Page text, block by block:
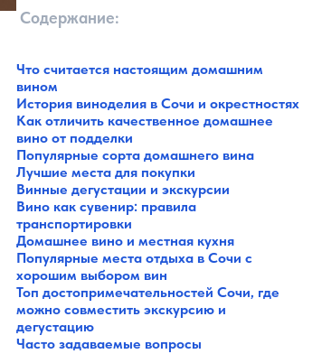
Содержание:
Что считается настоящим домашним
вином
История виноделия в Сочи и окрестностях
Как отличить качественное домашнее
вино от подделки
Популярные сорта домашнего вина
Лучшие места для покупки
Винные дегустации и экскурсии
Вино как сувенир: правила
транспортировки
Домашнее вино и местная кухня
Популярные места отдыха в Сочи с
хорошим выбором вин
Топ достопримечательностей Сочи, где
можно совместить экскурсию и
дегустацию
Часто задаваемые вопросы